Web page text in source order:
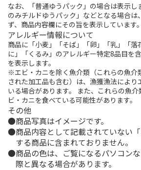
なお、「普通ゆうパック」の場合は表示し
のみチルドゆうパック」などとなる場合は
ず、商品内容欄にその旨を表示しています。
アレルギー情報について
商品に「小麦」「そば」「卵」「乳」「落
に」「くるみ」のアレルギー特定8品目を
を表示します。
※エビ・カニを除く魚介類（これらの魚介
された加工品も含む）は、漁獲漁法により
いる場合があります。 また、これらの魚
ビ・カニを食べている可能性があります。
その他
商品写真はイメージです。
商品内容として記載されていない
する商品に含まれておりません。
商品の色は、ご覧になるパソコン
際と異なる場合があります。